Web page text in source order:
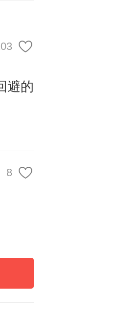
雪
届的
登
一个
不
版
得
春
春
避的
8